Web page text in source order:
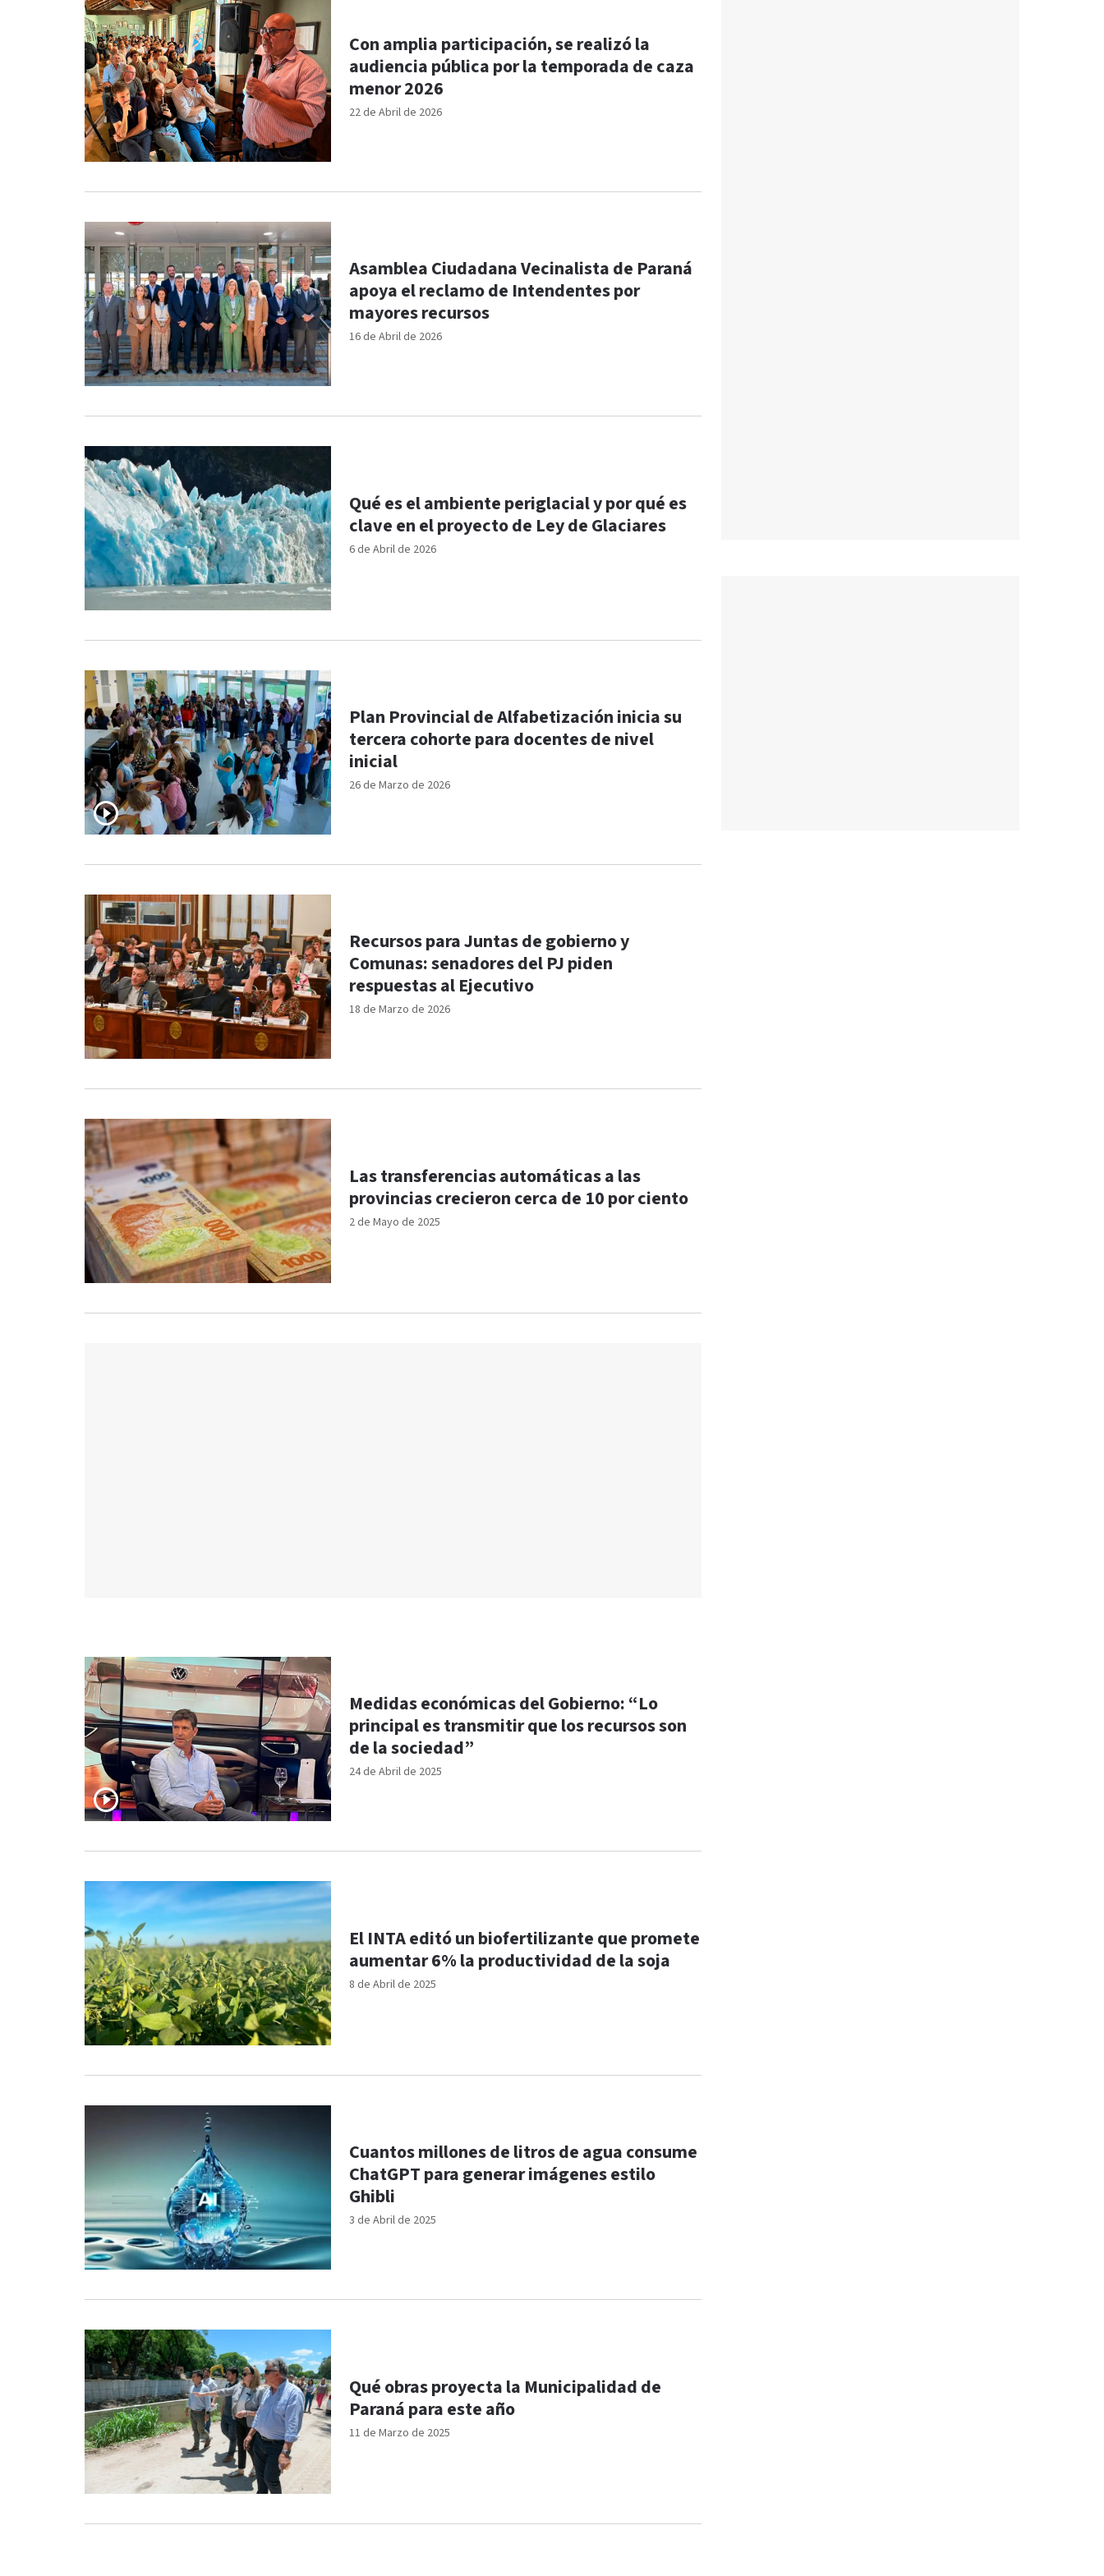
22 de Abril de 2026
Con amplia participación, se realizó la
audiencia pública por la temporada de caza
menor 2026
16 de Abril de 2026
Asamblea Ciudadana Vecinalista de Paraná
apoya el reclamo de Intendentes por
mayores recursos
6 de Abril de 2026
Qué es el ambiente periglacial y por qué es
clave en el proyecto de Ley de Glaciares
26 de Marzo de 2026
Plan Provincial de Alfabetización inicia su
tercera cohorte para docentes de nivel
inicial
18 de Marzo de 2026
Recursos para Juntas de gobierno y
Comunas: senadores del PJ piden
respuestas al Ejecutivo
2 de Mayo de 2025
Las transferencias automáticas a las
provincias crecieron cerca de 10 por ciento
24 de Abril de 2025
Medidas económicas del Gobierno: “Lo
principal es transmitir que los recursos son
de la sociedad”
8 de Abril de 2025
El INTA editó un biofertilizante que promete
aumentar 6% la productividad de la soja
3 de Abril de 2025
Cuantos millones de litros de agua consume
ChatGPT para generar imágenes estilo
Ghibli
11 de Marzo de 2025
Qué obras proyecta la Municipalidad de
Paraná para este año